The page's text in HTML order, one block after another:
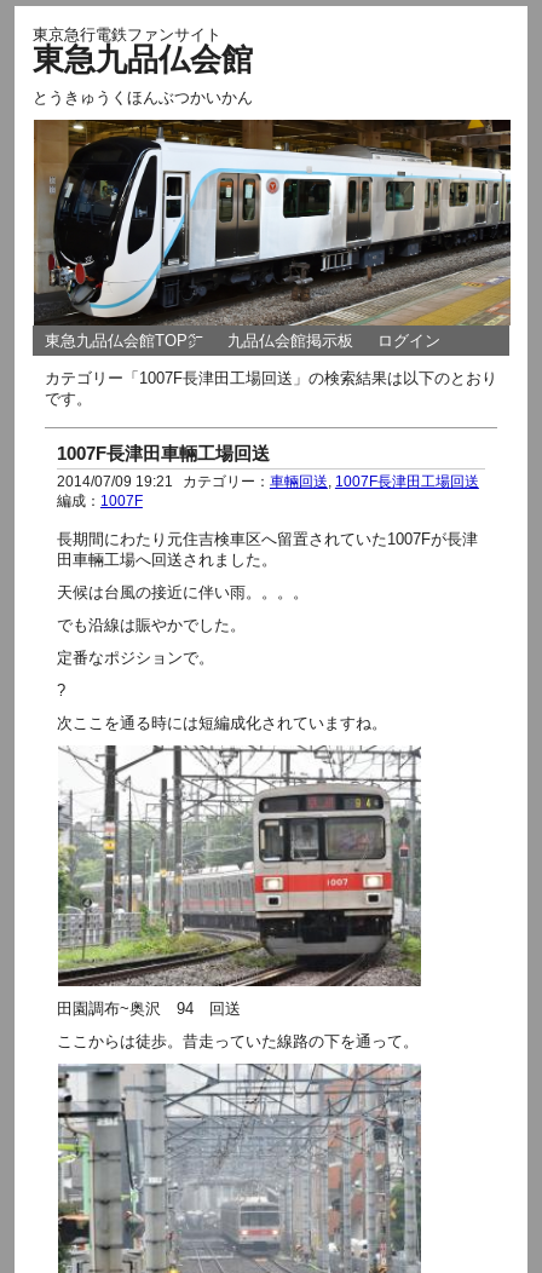
東京急行電鉄ファンサイト
東急九品仏会館
とうきゅうくほんぶつかいかん
東急九品仏会館TOP㌻ 九品仏会館掲示板 ログイン
カテゴリー「1007F長津田工場回送」の検索結果は以下のとおり
です。
1007F長津田車輛工場回送
2014/07/09 19:21 カテゴリー： 車輛回送
1007F長津田工場回送
編成： 1007F
長期間にわたり元住吉検車区へ留置されていた1007Fが長津
田車輛工場へ回送されました。
天候は台風の接近に伴い雨。。。。
でも沿線は賑やかでした。
定番なポジションで。
?
次ここを通る時には短編成化されていますね。
田園調布~奥沢 94 回送
ここからは徒歩。昔走っていた線路の下を通って。